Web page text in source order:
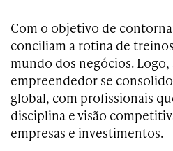
Com o objetivo de
conciliam a rotina de
mundo dos negócios.
empreendedor se
global, com profissionais
disciplina e visão
empresas e investimentos.